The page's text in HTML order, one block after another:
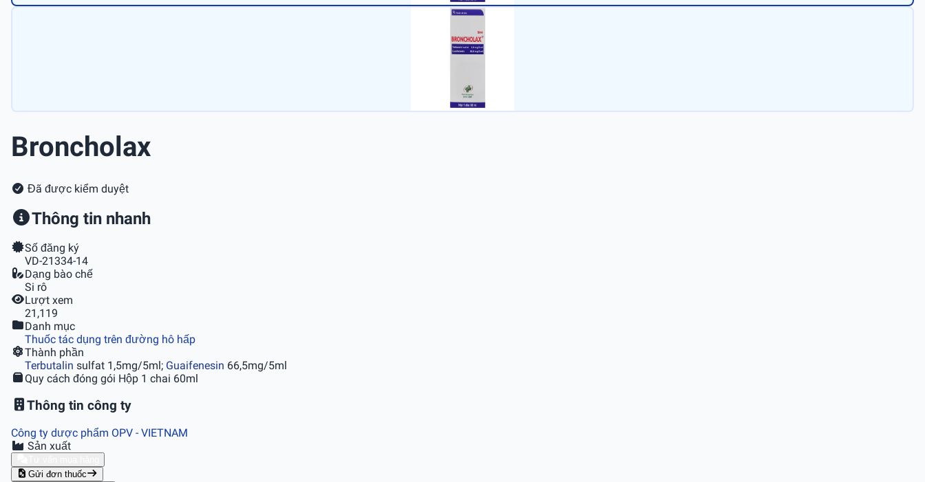
Broncholax
Đã được kiểm duyệt
Thông tin nhanh
Số đăng ký
VD-21334-14
Dạng bào chế
Si rô
Lượt xem
21,119
Danh mục
Thuốc tác dụng trên đường hô hấp
Thành phần
Terbutalin sulfat 1,5mg/5ml; Guaifenesin 66,5mg/5ml
Quy cách đóng gói Hộp 1 chai 60ml
Thông tin công ty
Công ty dược phẩm OPV - VIETNAM
Sản xuất
Gửi đơn thuốc